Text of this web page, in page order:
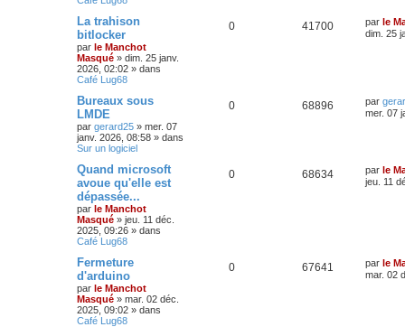
La trahison
bitlocker
par le Manchot
Masqué » dim. 25 janv.
2026, 02:02 » dans
Café Lug68
0 41700 par le
dim. 25
Bureaux sous
LMDE
par gerard25 » mer. 07
janv. 2026, 08:58 » dans
Sur un logiciel
0 68896 par
mer. 07
Quand microsoft
avoue qu'elle est
dépassée...
par le Manchot
Masqué » jeu. 11 déc.
2025, 09:26 » dans
Café Lug68
0 68634 par le
jeu. 11
Fermeture
d'arduino
par le Manchot
Masqué » mar. 02 déc.
2025, 09:02 » dans
Café Lug68
0 67641 par le
mar. 02